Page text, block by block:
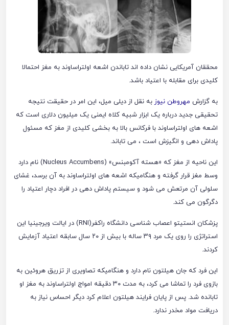
محققان آمریکایی نشان داده اند تاباندن اشعه اولتراساوند به مغز احتمالا
کلیدی برای مقابله با اعتیاد باشد.
به گزارش مهروطن نیوز به نقل از دیلی میل، این امر در حقیقت نتیجه
تحقیقی جدید درباره یک ابزار شبیه کلاه ایمنی یک میلیون دلاری است که
اشعه های اولتراساوند با فرکانس بالا به بخشی کلیدی از مغز که مسئول
پاداش دهی و انگیزش است ، می تاباند.
این ناحیه از مغز که «هسته آکومبنس» (Nucleus Accumbens) نام دارد
وسط مغز قرار گرفته و هنگامیکه اشعه های اولتراساوند به آن برسد، غشای
سلولی آن مرتعش می شود و سیستم پاداش دهی در افراد دچار اعتیاد را
دگرگون می کند.
پزشکان انستیتو اعصاب شناسی دانشگاه راکفر(RNI) در ایالت ویرجینیا این
استراتژی را روی یک مرد ۳۹ ساله با بیش از ۲۰ سال سابقه اعتیاد آزمایش
کردند.
این فرد که جان هیلتون نام دارد و هنگامیکه تصاویری از تزریق هروئین به
بازوی فرد را تماشا می کرد، به مدت ۳۰ دقیقه امواج اولتراساوند به مغز او
تابانده شد. پس از پایان فرایند هیلتون اعلام کرد دیگر احساس نیاز به
دریافت مواد مخدر ندارد.